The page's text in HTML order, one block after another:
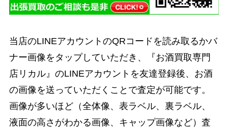
当店のLINEアカウントのQRコードを読み取るかバ
ナー画像をタップしていただき、『お酒買取専門
店リカル』のLINEアカウントを友達登録後、お酒
の画像を送っていただくことで査定が可能です。
画像が多いほど（全体像、表ラベル、裏ラベル、
液面の高さがわかる画像、キャップ画像など）査